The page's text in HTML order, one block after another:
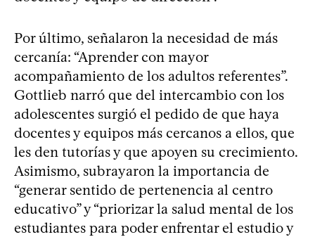
Por último, señalaron la necesidad de más
cercanía: “Aprender con mayor
acompañamiento de los adultos referentes”.
Gottlieb narró que del intercambio con los
adolescentes surgió el pedido de que haya
docentes y equipos más cercanos a ellos, que
les den tutorías y que apoyen su crecimiento.
Asimismo, subrayaron la importancia de
“generar sentido de pertenencia al centro
educativo” y “priorizar la salud mental de los
estudiantes para poder enfrentar el estudio y